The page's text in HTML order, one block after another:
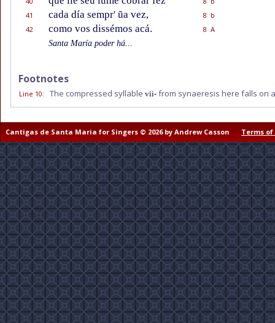
41
cada día sempr' ũa vez,
8 b
42
como vos dissémos acá.
8 A
Santa María poder há...
Footnotes
Line 10: The compressed syllable vii- from synaeresis here falls on
Cantigas de Santa Maria for Singers © 2026 by Andrew Casson Terms of